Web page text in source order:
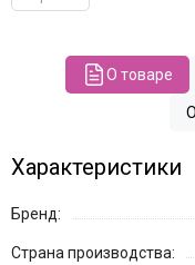
О товаре
Характеристики
Бренд:
Страна производства: